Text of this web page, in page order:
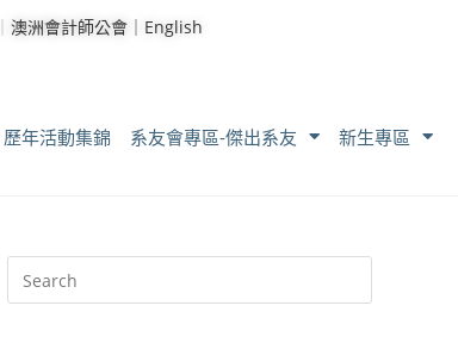
｜ 澳洲會計師公會｜ English
歷年活動集錦 系友會專區-傑出系友 新生專區